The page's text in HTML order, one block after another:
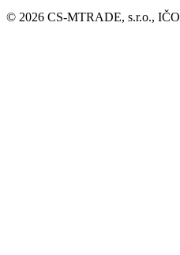
© 2026 CS-MTRADE, s.r.o.,